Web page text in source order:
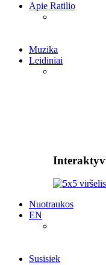
Apie Ratilio
Muzika
Leidiniai
Nuotraukos
EN
Susisiek